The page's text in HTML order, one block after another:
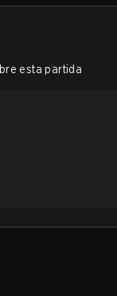
esta partida